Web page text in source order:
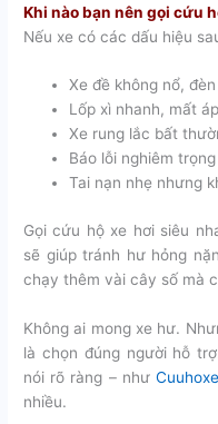
Khi nào bạn nên gọi cứu
Nếu xe có các dấu hiệu
Xe đề không nổ,
Lốp xì nhanh, mất
Xe rung lắc bất
Báo lỗi nghiêm
Tai nạn nhẹ nhưng
Gọi cứu hộ xe hơi siêu
sẽ giúp tránh hư hỏng
chạy thêm vài cây số mà
Không ai mong xe hư.
là chọn đúng người hỗ
nói rõ ràng – như
nhiều.